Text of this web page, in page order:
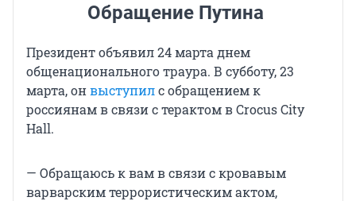
Обращение Путина
Президент объявил 24 марта днем
общенационального траура. В субботу, 23
марта, онвыступилс обращением к
россиянам в связи с терактом в Crocus City
Hall.
— Обращаюсь к вам в связи с кровавым
варварским террористическим актом,